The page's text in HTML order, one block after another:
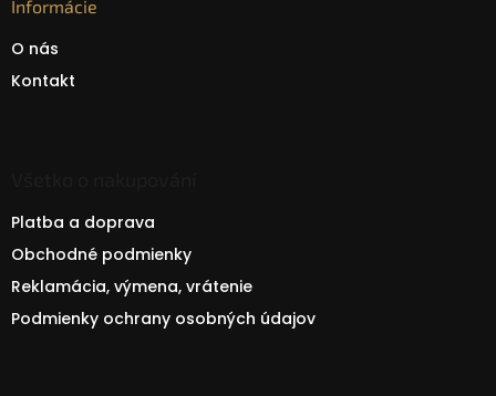
Informácie
O nás
Kontakt
Platba a doprava
Obchodné podmienky
Reklamácia, výmena, vrátenie
Podmienky ochrany osobných údajov